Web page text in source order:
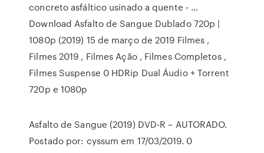
concreto asfáltico usinado a quente - …
Download Asfalto de Sangue Dublado 720p |
1080p (2019) 15 de março de 2019 Filmes ,
Filmes 2019 , Filmes Ação , Filmes Completos ,
Filmes Suspense 0 HDRip Dual Áudio + Torrent
720p e 1080p
Asfalto de Sangue (2019) DVD-R – AUTORADO.
Postado por: cyssum em 17/03/2019. 0